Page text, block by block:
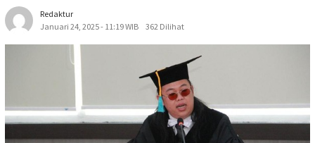
Redaktur
Januari 24, 2025 - 11:19 WIB
362 Dilihat